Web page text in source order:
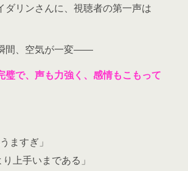
ダリンさんに、視聴者の第一声は
間、空気が一変――
璧で、声も力強く、感情もこもって
ますぎ」
り上手いまである」